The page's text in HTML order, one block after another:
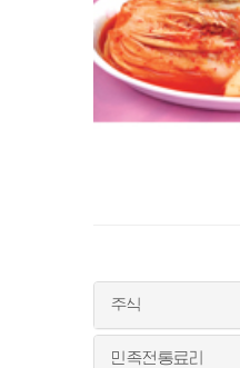
주식
민족전통료리